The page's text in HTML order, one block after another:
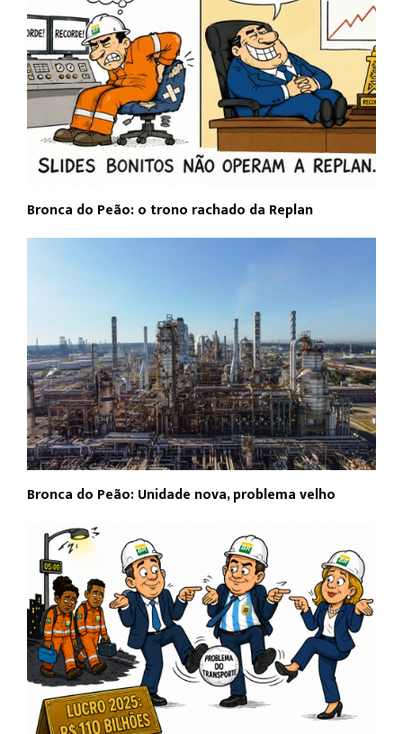
Bronca do Peão: o trono rachado da Replan
Bronca do Peão: Unidade nova, problema velho